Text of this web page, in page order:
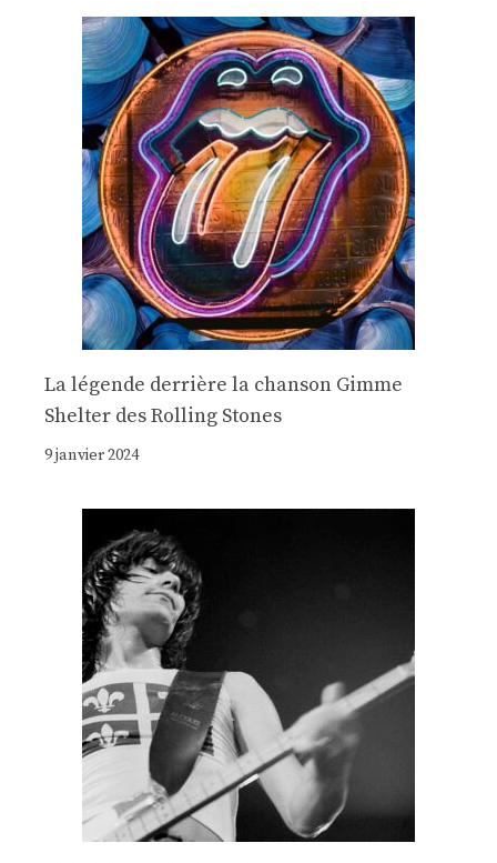
La légende derrière la chanson Gimme
Shelter des Rolling Stones
9 janvier 2024